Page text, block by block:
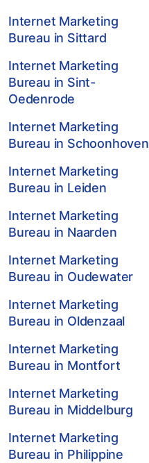
Internet Marketing
Bureau in Sittard
Internet Marketing
Bureau in Sint-
Oedenrode
Internet Marketing
Bureau in Schoonhoven
Internet Marketing
Bureau in Leiden
Internet Marketing
Bureau in Naarden
Internet Marketing
Bureau in Oudewater
Internet Marketing
Bureau in Oldenzaal
Internet Marketing
Bureau in Montfort
Internet Marketing
Bureau in Middelburg
Internet Marketing
Bureau in Philippine